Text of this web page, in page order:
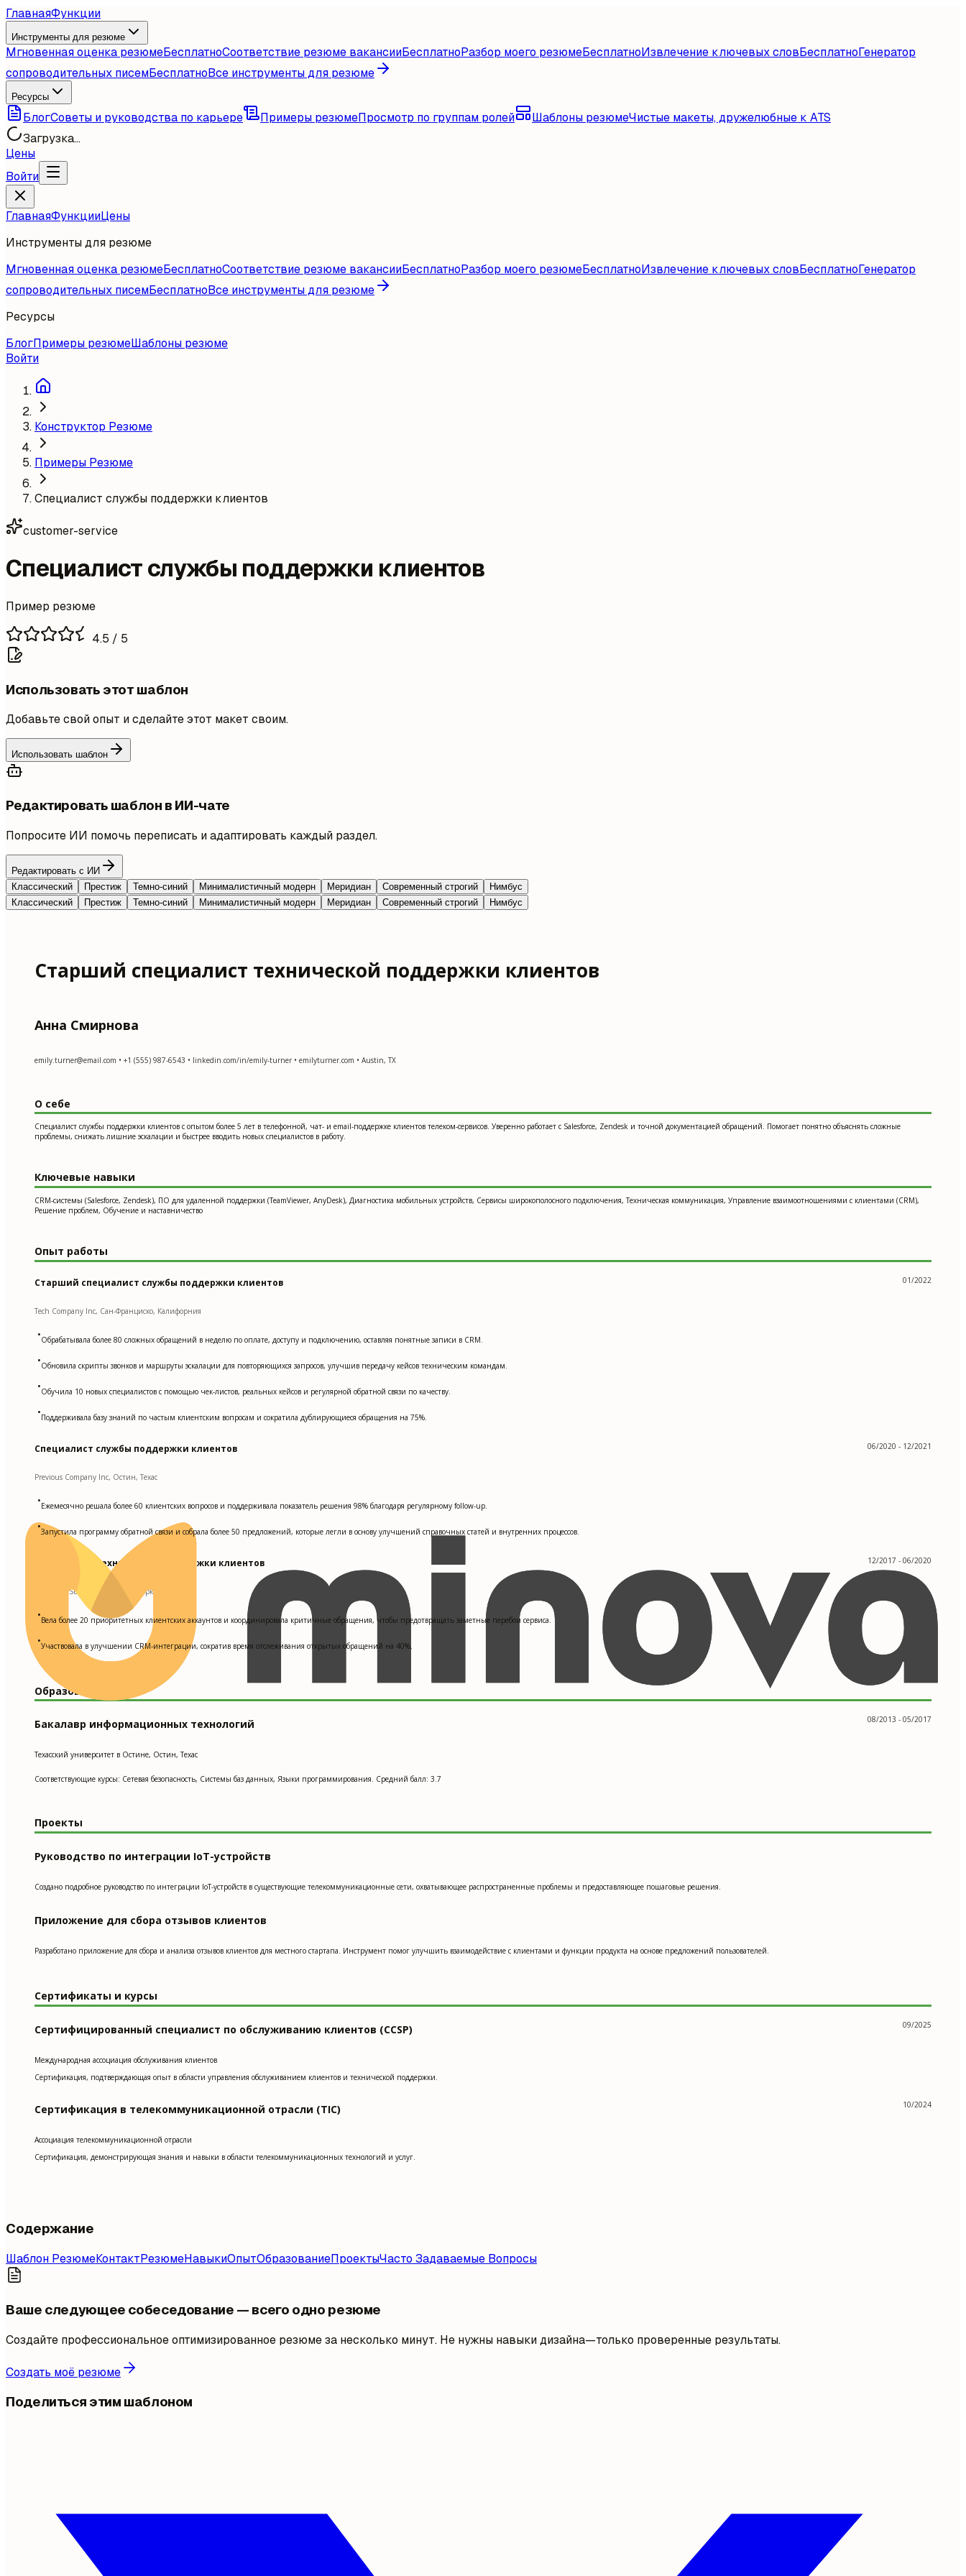
ГлавнаяФункции
Инструменты для резюме
Мгновенная оценка резюмеБесплатноСоответствие резюме вакансииБесплатноРазбор моего резюмеБесплатноИзвлечение ключевых словБесплатноГенератор
сопроводительных писемБесплатноВсе инструменты для резюме
Ресурсы
БлогСоветы и руководства по карьере Примеры резюмеПросмотр по группам ролей Шаблоны резюмеЧистые макеты, дружелюбные к ATS
Загрузка...
Цены
Войти
ГлавнаяФункцииЦены
Инструменты для резюме
Мгновенная оценка резюмеБесплатноСоответствие резюме вакансииБесплатноРазбор моего резюмеБесплатноИзвлечение ключевых словБесплатноГенератор
сопроводительных писемБесплатноВсе инструменты для резюме
Ресурсы
БлогПримеры резюмеШаблоны резюме
Войти
Конструктор Резюме
Примеры Резюме
Специалист службы поддержки клиентов
customer-service
Специалист службы поддержки клиентов
Пример резюме
4.5 / 5
Использовать этот шаблон
Добавьте свой опыт и сделайте этот макет своим.
Использовать шаблон
Редактировать шаблон в ИИ-чате
Попросите ИИ помочь переписать и адаптировать каждый раздел.
Редактировать с ИИ
Классический
Престиж Темно-синий Минималистичный модерн Меридиан Современный строгий
Нимбус
Классический
Престиж Темно-синий Минималистичный модерн Меридиан Современный строгий Нимбус
Старший специалист технической поддержки клиентов
Анна Смирнова
emily.turner@email.com • +1 (555) 987-6543 • linkedin.com/in/emily-turner • emilyturner.com • Austin, TX
О себе
Специалист службы поддержки клиентов с опытом более 5 лет в телефонной, чат- и email-поддержке клиентов телеком-сервисов. Уверенно работает с Salesforce, Zendesk и точной документацией обращений. Помогает понятно объяснять сложные
проблемы, снижать лишние эскалации и быстрее вводить новых специалистов в работу.
Ключевые навыки
CRM-системы (Salesforce, Zendesk), ПО для удаленной поддержки (TeamViewer, AnyDesk), Диагностика мобильных устройств, Сервисы широкополосного подключения, Техническая коммуникация, Управление взаимоотношениями с клиентами (CRM),
Решение проблем, Обучение и наставничество
Опыт работы
Старший специалист службы поддержки клиентов 01/2022
Tech Company Inc, Сан-Франциско, Калифорния
•Обрабатывала более 80 сложных обращений в неделю по оплате, доступу и подключению, оставляя понятные записи в CRM.
•Обновила скрипты звонков и маршруты эскалации для повторяющихся запросов, улучшив передачу кейсов техническим командам.
•Обучила 10 новых специалистов с помощью чек-листов, реальных кейсов и регулярной обратной связи по качеству.
•Поддерживала базу знаний по частым клиентским вопросам и сократила дублирующиеся обращения на 75%.
Специалист службы поддержки клиентов 06/2020 - 12/2021
Previous Company Inc, Остин, Техас
•Ежемесячно решала более 60 клиентских вопросов и поддерживала показатель решения 98% благодаря регулярному follow-up.
•Запустила программу обратной связи и собрала более 50 предложений, которые легли в основу улучшений справочных статей и внутренних процессов.
Специалист технической поддержки клиентов 12/2017 - 06/2020
Customer Support Firm, Нью-Йорк, Нью-Йорк
•Вела более 20 приоритетных клиентских аккаунтов и координировала критичные обращения, чтобы предотвращать заметные перебои сервиса.
•Участвовала в улучшении CRM-интеграции, сократив время отслеживания открытых обращений на 40%.
Образование
Бакалавр информационных технологий 08/2013 - 05/2017
Техасский университет в Остине, Остин, Техас
Соответствующие курсы: Сетевая безопасность, Системы баз данных, Языки программирования. Средний балл: 3.7
Проекты
Руководство по интеграции IoT-устройств
Создано подробное руководство по интеграции IoT-устройств в существующие телекоммуникационные сети, охватывающее распространенные проблемы и предоставляющее пошаговые решения.
Приложение для сбора отзывов клиентов
Разработано приложение для сбора и анализа отзывов клиентов для местного стартапа. Инструмент помог улучшить взаимодействие с клиентами и функции продукта на основе предложений пользователей.
Сертификаты и курсы
Сертифицированный специалист по обслуживанию клиентов (CCSP) 09/2025
Международная ассоциация обслуживания клиентов
Сертификация, подтверждающая опыт в области управления обслуживанием клиентов и технической поддержки.
Сертификация в телекоммуникационной отрасли (TIC) 10/2024
Ассоциация телекоммуникационной отрасли
Сертификация, демонстрирующая знания и навыки в области телекоммуникационных технологий и услуг.
Содержание
Шаблон РезюмеКонтактРезюмеНавыкиОпытОбразованиеПроектыЧасто Задаваемые Вопросы
Ваше следующее собеседование — всего одно резюме
Создайте профессиональное оптимизированное резюме за несколько минут. Не нужны навыки дизайна—только проверенные результаты.
Создать моё резюме
Поделиться этим шаблоном